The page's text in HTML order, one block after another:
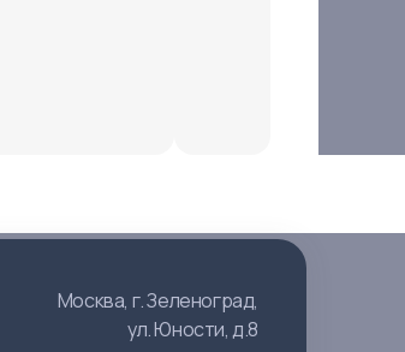
Москва, г. Зеленоград,
ул. Юности, д.8